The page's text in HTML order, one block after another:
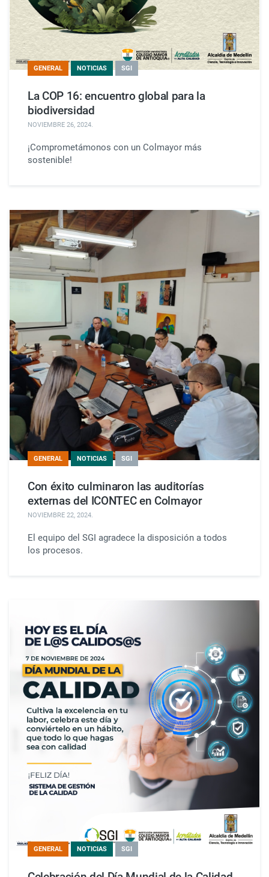
GENERAL NOTICIAS SGI
La COP 16: encuentro global para la
biodiversidad
NOVIEMBRE 26, 2024.
¡Comprometámonos con un Colmayor más
sostenible!
GENERAL NOTICIAS SGI
Con éxito culminaron las auditorías
externas del ICONTEC en Colmayor
NOVIEMBRE 22, 2024.
El equipo del SGI agradece la disposición a todos
los procesos.
GENERAL NOTICIAS SGI